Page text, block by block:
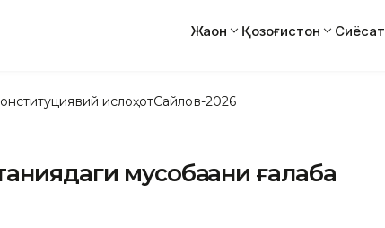
Жаҳон Қозоғистон Сиёсат
ислоҳотСайлов-2026
мусобақани ғалаба